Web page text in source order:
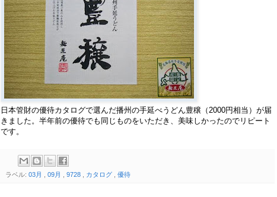
日本管財の優待カタログで選んだ播州の手延べうどん豊穣（2000円相当）が届
きました。半年前の優待でも同じものをいただき、美味しかったのでリピート
です。
ラベル: 03月 , 09月 , 9728 , カタログ , 優待